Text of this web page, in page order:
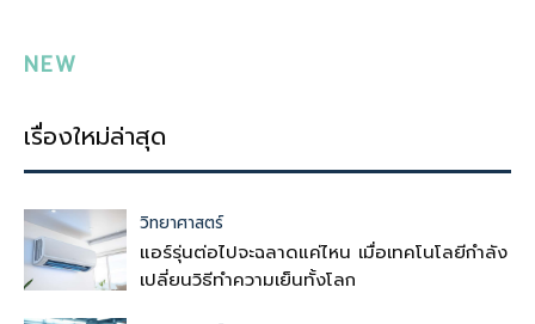
NEW
เรื่องใหม่ล่าสุด
วิทยาศาสตร์
แอร์รุ่นต่อไปจะฉลาดแค่ไหน เมื่อเทคโนโลยีกำลัง
เปลี่ยนวิธีทำความเย็นทั้งโลก